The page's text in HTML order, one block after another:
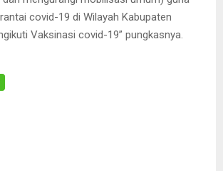
covid-19 di Wilayah Kabupaten
Vaksinasi covid-19” pungkasnya.